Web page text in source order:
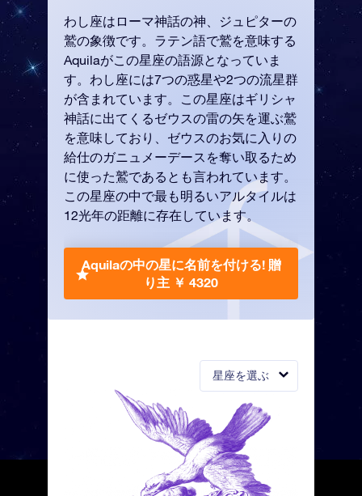
星座を選ぶ
わし座はローマ神話の神、ジュピターの
鷲の象徴です。ラテン語で鷲を意味する
Aquilaがこの星座の語源となっていま
す。わし座には7つの惑星や2つの流星群
が含まれています。この星座はギリシャ
神話に出てくるゼウスの雷の矢を運ぶ鷲
を意味しており、ゼウスのお気に入りの
給仕のガニュメーデースを奪い取るため
に使った鷲であるとも言われています。
この星座の中で最も明るいアルタイルは
12光年の距離に存在しています。
Aquilaの中の星に名前を付ける! 贈
り主 ￥ 4320